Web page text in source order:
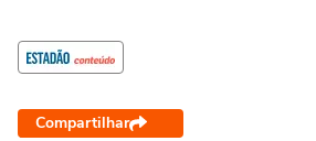
Compartilhar